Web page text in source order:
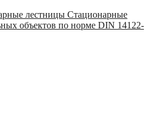
лестницы Стационарные
объектов по норме DIN 14122-